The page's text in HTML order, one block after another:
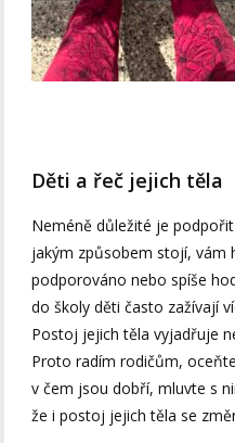
Děti a řeč jejich těla
Neméně důležité je
jakým způsobem stojí, vám
podporováno nebo spíše
do školy děti často zažívají
Postoj jejich těla vyjadřuje
Proto radím rodičům,
v čem jsou dobří, mluvte s
že i postoj jejich těla se